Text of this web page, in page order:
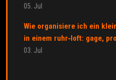
05. Jul
Wie organisiere ich ein
in einem ruhr‑loft: gage,
03. Jul